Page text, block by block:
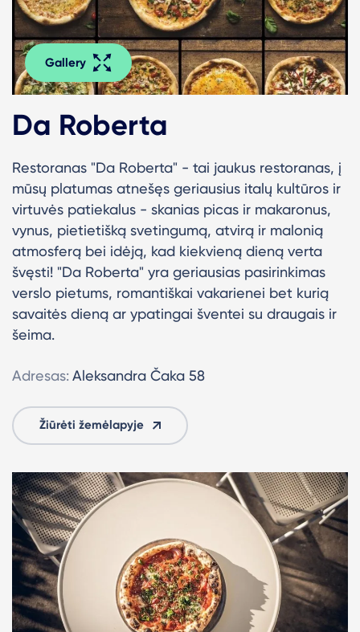
Gallery
Da Roberta
Restoranas "Da Roberta" - tai jaukus restoranas, į
mūsų platumas atnešęs geriausius italų kultūros ir
virtuvės patiekalus - skanias picas ir makaronus,
vynus, pietietišką svetingumą, atvirą ir malonią
atmosferą bei idėją, kad kiekvieną dieną verta
švęsti! "Da Roberta" yra geriausias pasirinkimas
verslo pietums, romantiškai vakarienei bet kurią
savaitės dieną ar ypatingai šventei su draugais ir
šeima.
Adresas: Aleksandra Čaka 58
Žiūrėti žemėlapyje